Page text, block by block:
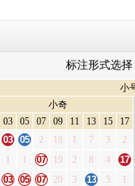
标注形式选择
小
小奇
03 05 07 09 11 13 15
17
03 05 2 18 1 7 3
2
1 1 07 19 2 8 4
17
03 05 07 20 3 13 5
1